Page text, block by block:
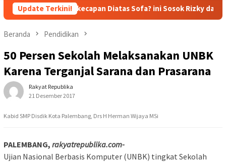
Update Terkini!
kecapan Diatas Sofa? ini Sosok Rizky dan Eka yang Viral
Beranda Pendidikan
50 Persen Sekolah Melaksanakan UNBK
Karena Terganjal Sarana dan Prasarana
Rakyat Republika
21 Desember 2017
Kabid SMP Disdik Kota Palembang, Drs H Herman Wijaya MSi
PALEMBANG, rakyatrepublika.com-
Ujian Nasional Berbasis Komputer (UNBK) tingkat Sekolah